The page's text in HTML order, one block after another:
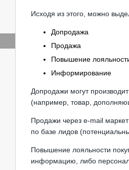
Исходя из этого, можно
Допродажа
Продажа
Повышение
Информирование
Допродажи могут
(например, товар,
Продажи через e-mail
по базе лидов
Повышение лояльности
информацию, либо